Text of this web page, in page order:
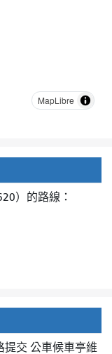
MapLibre
）的路線：
提交 公車候車亭維